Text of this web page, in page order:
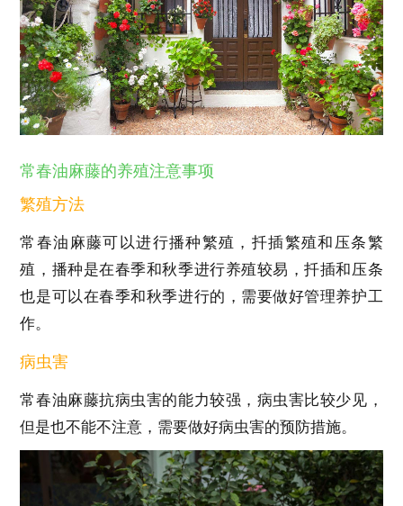
常春油麻藤的养殖注意事项
繁殖方法
常春油麻藤可以进行播种繁殖，扦插繁殖和压条繁
殖，播种是在春季和秋季进行养殖较易，扦插和压条
也是可以在春季和秋季进行的，需要做好管理养护工
作。
病虫害
常春油麻藤抗病虫害的能力较强，病虫害比较少见，
但是也不能不注意，需要做好病虫害的预防措施。